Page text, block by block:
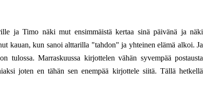
ja Timo näki mut ensimmäistä kertaa sinä päivänä ja näki
kauan, kun sanoi alttarilla "tahdon" ja yhteinen elämä alkoi. Ja
Marraskuussa kirjottelen vähän syvempää postausta
joten en tähän sen enempää kirjottele siitä. Tällä hetkellä